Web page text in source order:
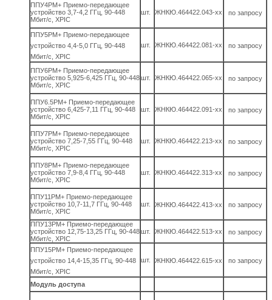
ППУ4РМ+ Приемо-передающее
устройство 3,7-4,2 ГГц, 90-448
Мбит/с, XPIC
шт. ЖНКЮ.464422.043-хх по запросу
ППУ5РМ+ Приемо-передающее
устройство 4,4-5,0 ГГц, 90-448
Мбит/с, XPIC
шт. ЖНКЮ.464422.081-хх по запросу
ППУ6РМ+ Приемо-передающее
устройство 5,925-6,425 ГГц, 90-448
Мбит/с, XPIC
шт. ЖНКЮ.464422.065-хх по запросу
ППУ6.5РМ+ Приемо-передающее
устройство 6,425-7,11 ГГц, 90-448
Мбит/с, XPIC
шт. ЖНКЮ.464422.091-хх по запросу
ППУ7РМ+ Приемо-передающее
устройство 7,25-7,55 ГГц, 90-448
Мбит/с, XPIC
шт. ЖНКЮ.464422.213-хх по запросу
ППУ8РМ+ Приемо-передающее
устройство 7,9-8,4 ГГц, 90-448
Мбит/с, XPIC
шт. ЖНКЮ.464422.313-хх по запросу
ППУ11РМ+ Приемо-передающее
устройство 10,7-11,7 ГГц, 90-448
Мбит/с, XPIC
шт. ЖНКЮ.464422.413-хх по запросу
ППУ13РМ+ Приемо-передающее
устройство 12,75-13,25 ГГц, 90-448
Мбит/с, XPIC
шт. ЖНКЮ.464422.513-хх по запросу
ППУ15РМ+ Приемо-передающее
устройство 14,4-15,35 ГГц, 90-448
Мбит/с, XPIC
шт. ЖНКЮ.464422.615-хх по запросу
Модуль доступа